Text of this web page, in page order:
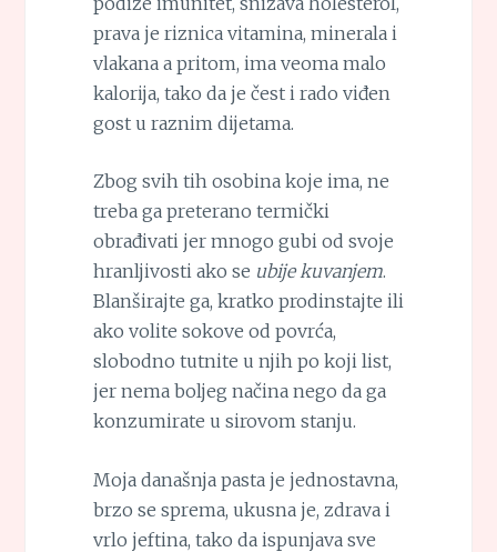
prava je riznica vitamina, minerala i
vlakana a pritom, ima veoma malo
kalorija, tako da je čest i rado viđen
gost u raznim dijetama.
Zbog svih tih osobina koje ima, ne
treba ga preterano termički
obrađivati jer mnogo gubi od svoje
hranljivosti ako se ubije kuvanjem.
Blanširajte ga, kratko prodinstajte ili
ako volite sokove od povrća,
slobodno tutnite u njih po koji list,
jer nema boljeg načina nego da ga
konzumirate u sirovom stanju.
Moja današnja pasta je jednostavna,
brzo se sprema, ukusna je, zdrava i
vrlo jeftina, tako da ispunjava sve